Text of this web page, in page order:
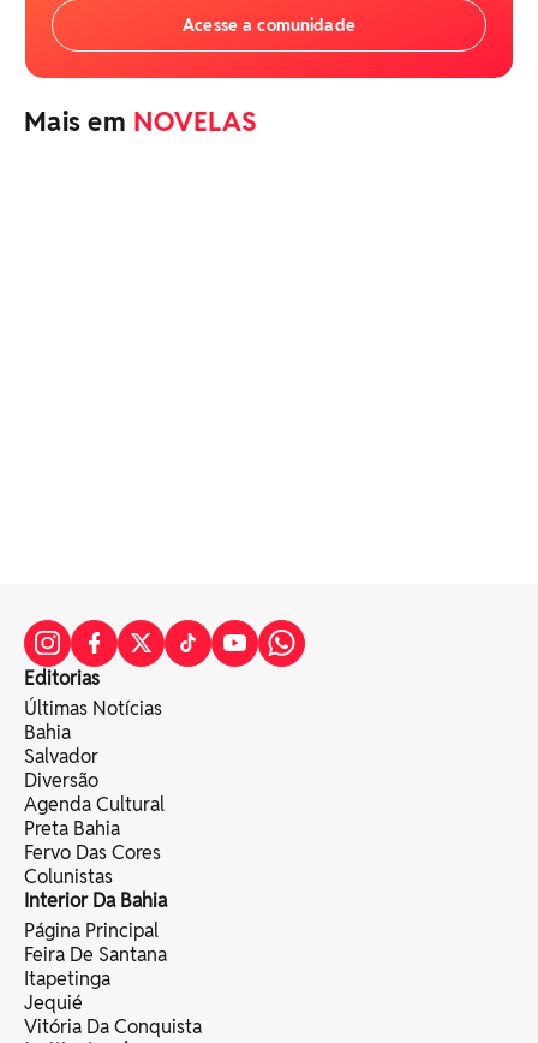
Acesse a comunidade
Mais em NOVELAS
Editorias
Últimas Notícias
Bahia
Salvador
Diversão
Agenda Cultural
Preta Bahia
Fervo Das Cores
Colunistas
Interior Da Bahia
Página Principal
Feira De Santana
Itapetinga
Jequié
Vitória Da Conquista